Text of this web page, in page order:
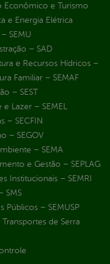
Econômico e Turismo
e Energia Elétrica
SEMU
– SAD
e Recursos Hídricos –
Familiar – SEMAF
– SEST
Lazer – SEMEL
– SECFIN
– SEGOV
– SEMA
e Gestão – SEPLAG
Institucionais – SEMRI
SMS
Públicos – SEMUSP
de Serra